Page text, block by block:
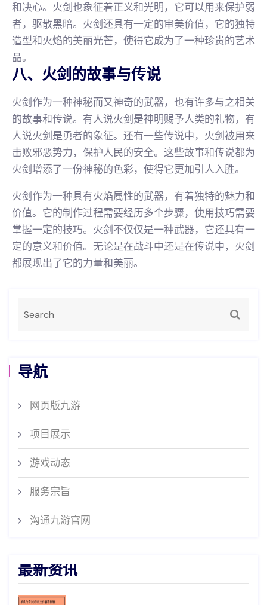
和决心。火剑也象征着正义和光明，它可以用来保护弱
者，驱散黑暗。火剑还具有一定的审美价值，它的独特
造型和火焰的美丽光芒，使得它成为了一种珍贵的艺术
品。
八、火剑的故事与传说
火剑作为一种神秘而又神奇的武器，也有许多与之相关
的故事和传说。有人说火剑是神明赐予人类的礼物，有
人说火剑是勇者的象征。还有一些传说中，火剑被用来
击败邪恶势力，保护人民的安全。这些故事和传说都为
火剑增添了一份神秘的色彩，使得它更加引人入胜。
火剑作为一种具有火焰属性的武器，有着独特的魅力和
价值。它的制作过程需要经历多个步骤，使用技巧需要
掌握一定的技巧。火剑不仅仅是一种武器，它还具有一
定的意义和价值。无论是在战斗中还是在传说中，火剑
都展现出了它的力量和美丽。
导航
网页版九游
项目展示
游戏动态
服务宗旨
沟通九游官网
最新资讯